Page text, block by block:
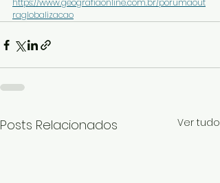
https://www.geografiaonline.com.br/porumaout
raglobalizacao
Posts Relacionados Ver tudo